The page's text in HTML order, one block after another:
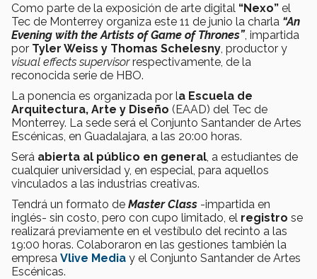
Como parte de la exposición de arte digital “Nexo” el
Tec de Monterrey organiza este 11 de junio la charla “An
Evening with the Artists of Game of Thrones”, impartida
por Tyler Weiss y Thomas Schelesny , productor y
visual effects supervisorrespectivamente, de la
reconocida serie de HBO.
La ponencia es organizada por la Escuela de
Arquitectura, Arte y Diseño (EAAD) del Tec de
Monterrey. La sede será el Conjunto Santander de Artes
Escénicas, en Guadalajara, a las 20:00 horas.
Será abierta al público en general , a estudiantes de
cualquier universidad y, en especial, para aquellos
vinculados a las industrias creativas.
Tendrá un formato de Master Class -impartida en
inglés- sin costo, pero con cupo limitado, el registro se
realizará previamente en el vestíbulo del recinto a las
19:00 horas. Colaboraron en las gestiones también la
empresa Vlive Media y el Conjunto Santander de Artes
Escénicas.